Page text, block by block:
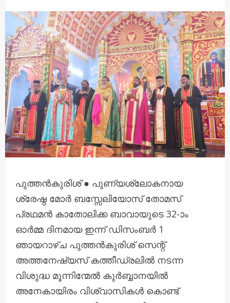
പുത്തന്‍കുരിശ് ● പുണ്യശ്ലോകനായ
ശ്രേഷ്ഠ മോർ ബസ്സേലിയോസ് തോമസ്
പ്രഥമൻ കാതോലിക്ക ബാവായുടെ 32-ാം
ഓര്‍മ്മ ദിനമായ ഇന്ന് ഡിസംബർ 1
ഞായറാഴ്ച പുത്തന്‍കുരിശ് സെന്റ്
അത്തനേഷ്യസ് കത്തീഡ്രലില്‍ നടന്ന
വിശുദ്ധ മൂന്നിന്മേൽ കുർബ്ബാനയിൽ
അനേകായിരം വിശ്വാസികൾ കൊണ്ട്